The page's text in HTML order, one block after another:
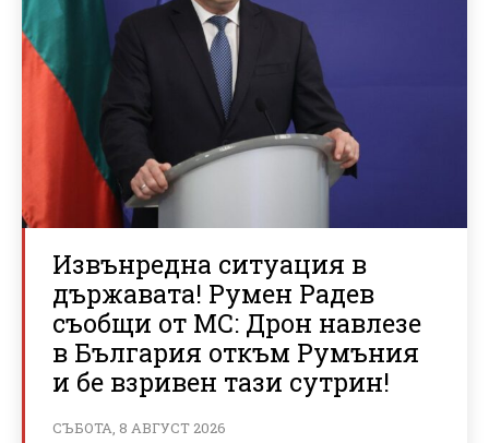
Извънредна ситуация в
държавата! Румен Радев
съобщи от МС: Дрон навлезе
в България откъм Румъния
и бе взривен тази сутрин!
СЪБОТА, 8 АВГУСТ 2026